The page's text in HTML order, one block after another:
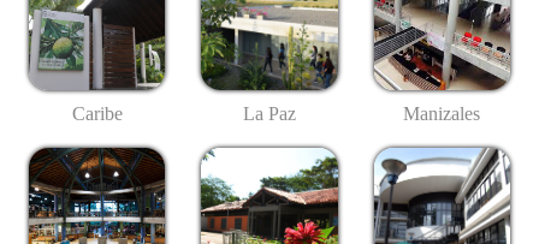
Caribe La Paz Manizales